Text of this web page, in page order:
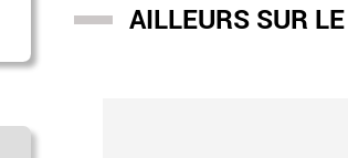
AILLEURS SUR